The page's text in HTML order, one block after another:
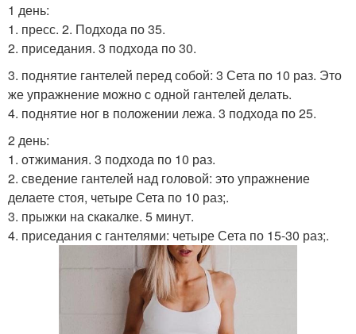
1 день:
1. пресс. 2. Подхода по 35.
2. приседания. 3 подхода по 30.
3. поднятие гантелей перед собой: 3 Сета по 10 раз. Это
же упражнение можно с одной гантелей делать.
4. поднятие ног в положении лежа. 3 подхода по 25.
2 день:
1. отжимания. 3 подхода по 10 раз.
2. сведение гантелей над головой: это упражнение
делаете стоя, четыре Сета по 10 раз;.
3. прыжки на скакалке. 5 минут.
4. приседания с гантелями: четыре Сета по 15-30 раз;.